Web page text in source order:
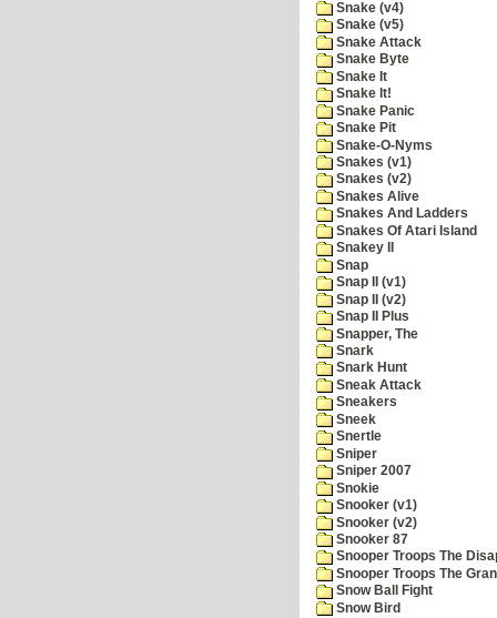
Snake (v4)
Snake (v5)
Snake Attack
Snake Byte
Snake It
Snake It!
Snake Panic
Snake Pit
Snake-O-Nyms
Snakes (v1)
Snakes (v2)
Snakes Alive
Snakes And Ladders
Snakes Of Atari Island
Snakey II
Snap
Snap II (v1)
Snap II (v2)
Snap II Plus
Snapper, The
Snark
Snark Hunt
Sneak Attack
Sneakers
Sneek
Snertle
Sniper
Sniper 2007
Snokie
Snooker (v1)
Snooker (v2)
Snooker 87
Snooper Troops The
Snooper Troops The
Snow Ball Fight
Snow Bird